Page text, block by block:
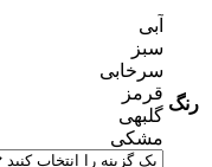
رنگ
آبی
سبز
سرخابی
قرمز
گلبهی
مشکی